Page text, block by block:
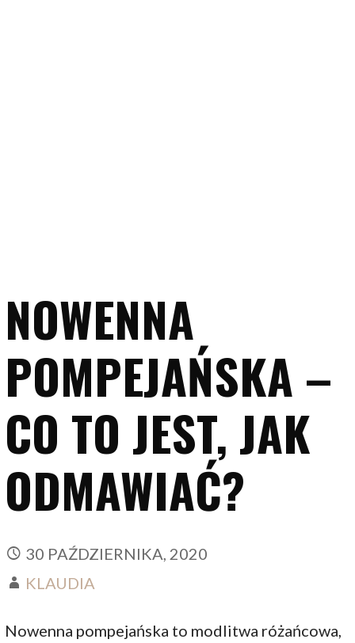
NOWENNA
POMPEJAŃSKA –
CO TO JEST, JAK
ODMAWIAĆ?
30 PAŹDZIERNIKA, 2020
KLAUDIA
Nowenna pompejańska to modlitwa różańcowa,